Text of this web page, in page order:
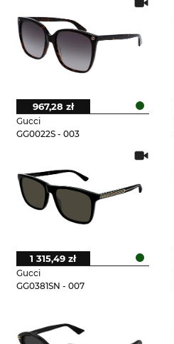
Gucci
GG0022S - 003
967,28 zł
Gucci
GG0381SN - 007
1 315,49 zł